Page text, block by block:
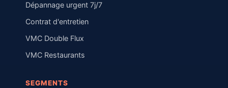
Dépannage urgent 7j/7
Contrat d'entretien
VMC Double Flux
VMC Restaurants
SEGMENTS